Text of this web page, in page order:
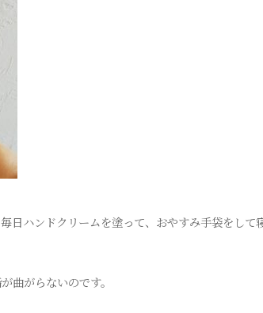
日ハンドクリームを塗って、おやすみ手袋をして
曲がらないのです。